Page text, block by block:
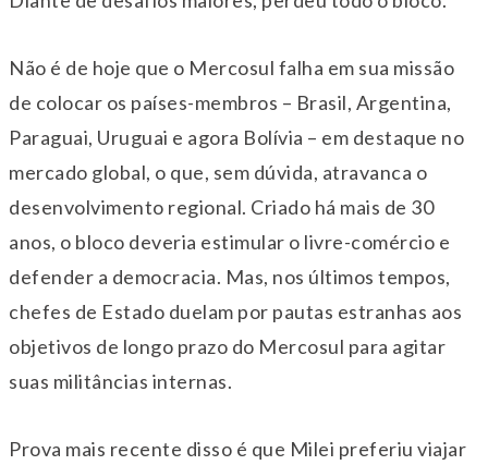
Não é de hoje que o Mercosul falha em sua missão
de colocar os países-membros – Brasil, Argentina,
Paraguai, Uruguai e agora Bolívia – em destaque no
mercado global, o que, sem dúvida, atravanca o
desenvolvimento regional. Criado há mais de 30
anos, o bloco deveria estimular o livre-comércio e
defender a democracia. Mas, nos últimos tempos,
chefes de Estado duelam por pautas estranhas aos
objetivos de longo prazo do Mercosul para agitar
suas militâncias internas.
Prova mais recente disso é que Milei preferiu viajar